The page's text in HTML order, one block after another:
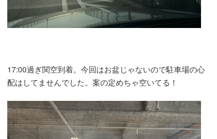
17:00過ぎ関空到着。今回はお盆じゃないので駐車場の心
配はしてませんでした。案の定めちゃ空いてる！